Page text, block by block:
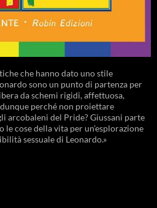
che hanno dato uno stile
sono un punto di partenza per
da schemi rigidi, affettuosa,
perché non proiettare
arcobaleni del Pride? Giussani parte
le cose della vita per un’esplorazione
sessuale di Leonardo.»